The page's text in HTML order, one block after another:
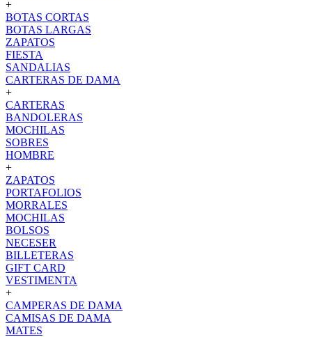
+
BOTAS CORTAS
BOTAS LARGAS
ZAPATOS
FIESTA
SANDALIAS
CARTERAS DE DAMA
+
CARTERAS
BANDOLERAS
MOCHILAS
SOBRES
HOMBRE
+
ZAPATOS
PORTAFOLIOS
MORRALES
MOCHILAS
BOLSOS
NECESER
BILLETERAS
GIFT CARD
VESTIMENTA
+
CAMPERAS DE DAMA
CAMISAS DE DAMA
MATES